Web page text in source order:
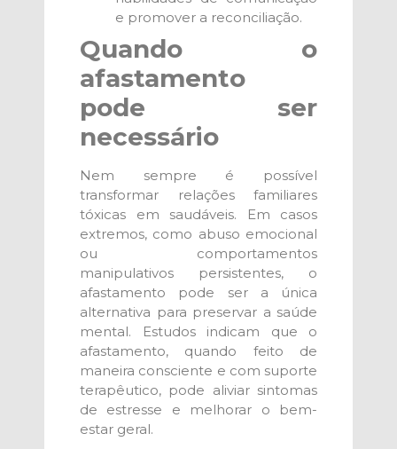
e promover a reconciliação.
Quando o
afastamento
pode ser
necessário
Nem sempre é possível
transformar relações familiares
tóxicas em saudáveis. Em casos
extremos, como abuso emocional
ou comportamentos
manipulativos persistentes, o
afastamento pode ser a única
alternativa para preservar a saúde
mental. Estudos indicam que o
afastamento, quando feito de
maneira consciente e com suporte
terapêutico, pode aliviar sintomas
de estresse e melhorar o bem-
estar geral.